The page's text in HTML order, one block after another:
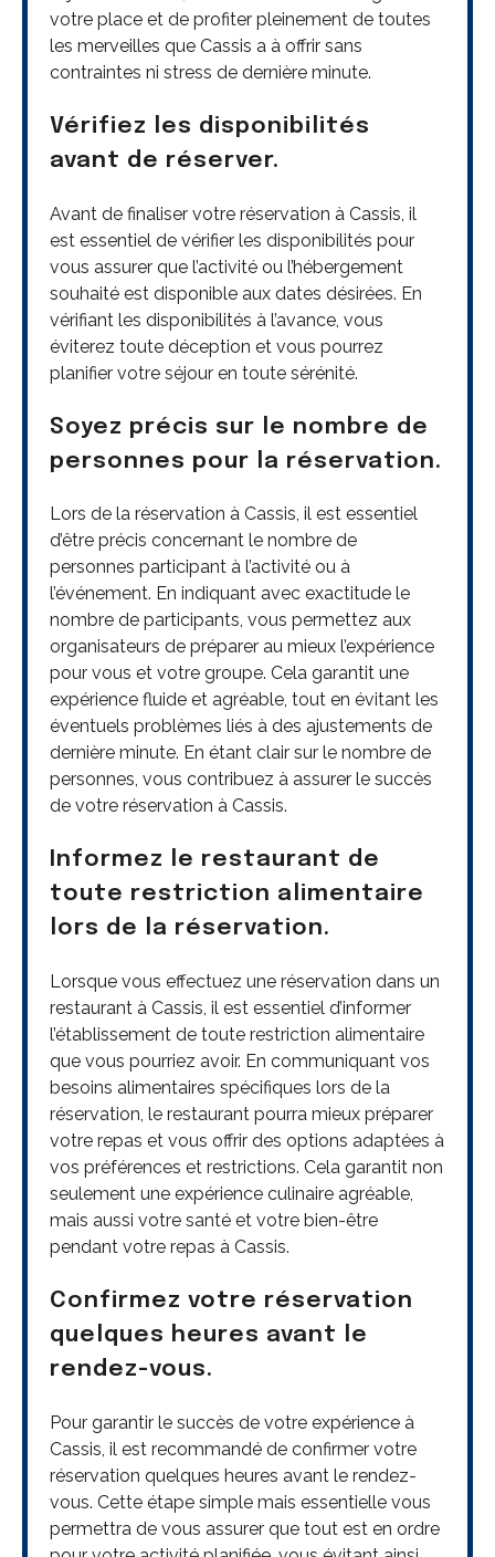
votre place et de profiter pleinement de toutes
les merveilles que Cassis a à offrir sans
contraintes ni stress de dernière minute.
Vérifiez les disponibilités
avant de réserver.
Avant de finaliser votre réservation à Cassis, il
est essentiel de vérifier les disponibilités pour
vous assurer que l’activité ou l’hébergement
souhaité est disponible aux dates désirées. En
vérifiant les disponibilités à l’avance, vous
éviterez toute déception et vous pourrez
planifier votre séjour en toute sérénité.
Soyez précis sur le nombre de
personnes pour la réservation.
Lors de la réservation à Cassis, il est essentiel
d’être précis concernant le nombre de
personnes participant à l’activité ou à
l’événement. En indiquant avec exactitude le
nombre de participants, vous permettez aux
organisateurs de préparer au mieux l’expérience
pour vous et votre groupe. Cela garantit une
expérience fluide et agréable, tout en évitant les
éventuels problèmes liés à des ajustements de
dernière minute. En étant clair sur le nombre de
personnes, vous contribuez à assurer le succès
de votre réservation à Cassis.
Informez le restaurant de
toute restriction alimentaire
lors de la réservation.
Lorsque vous effectuez une réservation dans un
restaurant à Cassis, il est essentiel d’informer
l’établissement de toute restriction alimentaire
que vous pourriez avoir. En communiquant vos
besoins alimentaires spécifiques lors de la
réservation, le restaurant pourra mieux préparer
votre repas et vous offrir des options adaptées à
vos préférences et restrictions. Cela garantit non
seulement une expérience culinaire agréable,
mais aussi votre santé et votre bien-être
pendant votre repas à Cassis.
Confirmez votre réservation
quelques heures avant le
rendez-vous.
Pour garantir le succès de votre expérience à
Cassis, il est recommandé de confirmer votre
réservation quelques heures avant le rendez-
vous. Cette étape simple mais essentielle vous
permettra de vous assurer que tout est en ordre